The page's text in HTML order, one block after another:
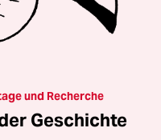
und Recherche
Geschichte